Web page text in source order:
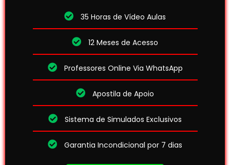
35 Horas de Vídeo Aulas
12 Meses de Acesso
Professores Online Via WhatsApp
Apostila de Apoio
Sistema de Simulados Exclusivos
Garantia Incondicional por 7 dias